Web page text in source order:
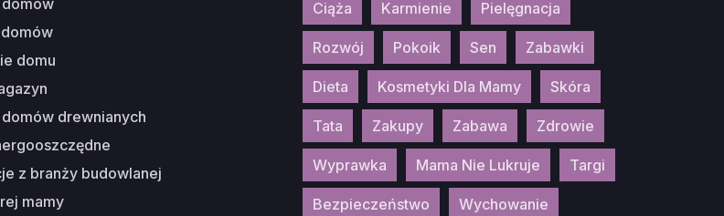
domu
drewnianych
z branży budowlanej
mamy
Ciąża Karmienie Pielęgnacja
Rozwój Pokoik Sen Zabawki
Dieta Kosmetyki Dla Mamy Skóra
Tata Zakupy Zabawa Zdrowie
Wyprawka Mama Nie Lukruje Targi
Bezpieczeństwo Wychowanie